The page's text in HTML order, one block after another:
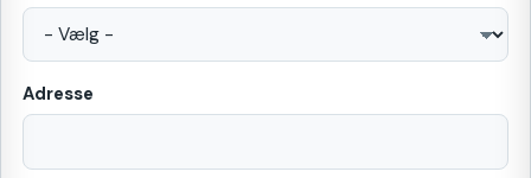
Adresse